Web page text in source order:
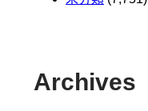
Archives